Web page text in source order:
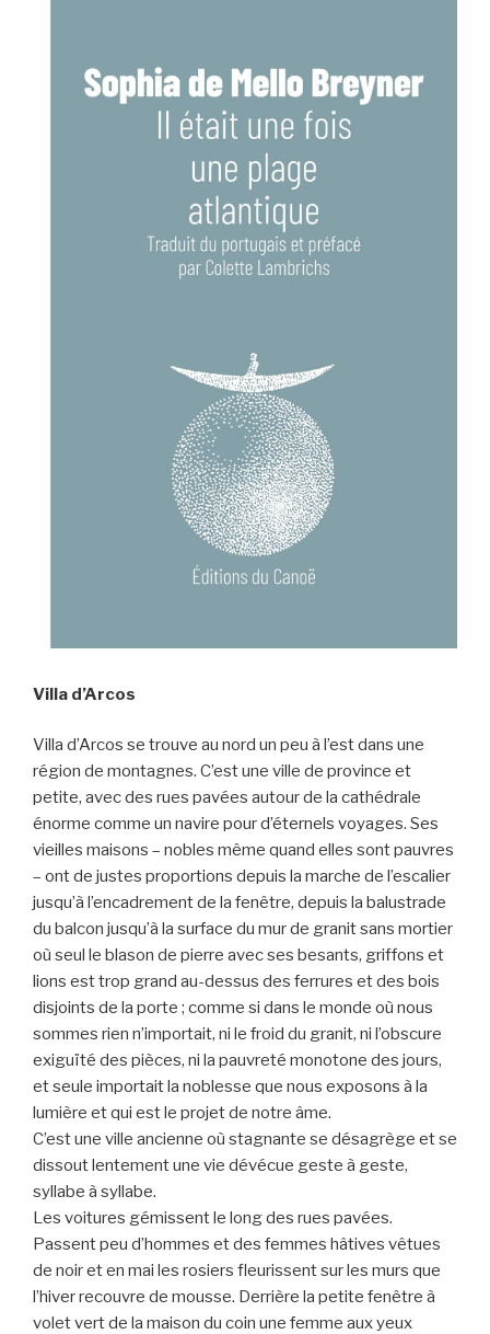
Villa d’Arcos
Villa d’Arcos se trouve au nord un peu à l’est dans une
région de montagnes. C’est une ville de province et
petite, avec des rues pavées autour de la cathédrale
énorme comme un navire pour d’éternels voyages. Ses
vieilles maisons – nobles même quand elles sont pauvres
– ont de justes proportions depuis la marche de l’escalier
jusqu’à l’encadrement de la fenêtre, depuis la balustrade
du balcon jusqu’à la surface du mur de granit sans mortier
où seul le blason de pierre avec ses besants, griffons et
lions est trop grand au-dessus des ferrures et des bois
disjoints de la porte ; comme si dans le monde où nous
sommes rien n’importait, ni le froid du granit, ni l’obscure
exiguïté des pièces, ni la pauvreté monotone des jours,
et seule importait la noblesse que nous exposons à la
lumière et qui est le projet de notre âme.
C’est une ville ancienne où stagnante se désagrège et se
dissout lentement une vie dévécue geste à geste,
syllabe à syllabe.
Les voitures gémissent le long des rues pavées.
Passent peu d’hommes et des femmes hâtives vêtues
de noir et en mai les rosiers fleurissent sur les murs que
l’hiver recouvre de mousse. Derrière la petite fenêtre à
volet vert de la maison du coin une femme aux yeux